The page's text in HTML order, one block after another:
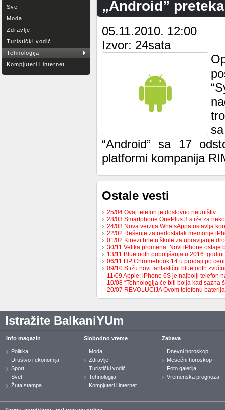
Sve
Moda
Zdravlje
Turistički vodič
Tehnologija
Kompjuteri i internet
„Android”
05.11.2010. 12:00
Izvor: 24sata
“Android” sa 17
platformi kompanija
Ostale vesti
25/04 Ovaj telefon je doslovno neuništiv
28/03 Smartphone OnePlus 3 stiže za
24/03 Nova verzija WhatsAppa ostavlja
22/02 Rešenje za nedostatak memorije
01/02 Kinezi hrle u škole za upravljanje
30/11 Velika promena: Novi iPhone ostaje
13/11 Bluetooth poboljšanja u 2016. godini
06/11 HP Chromebook 14 u prodaji po
09/10 Stižu novi fantastični bluetooth
11/09 Apple: iPhone 6S je najbolji telefon
10/08 “Tehnologija će biti bolja kad sazna
20/07 REVOLUCIJA Ovom telefonu
Istražite BalkaniYUm
Info magazin
Politika
Društvo i ekonomija
Sport
Svet
Žuta stampa
Slobodno vreme
Moda
Zdravlje
Turistički vodič
Tehnologija
Kompjuteri i internet
Zabava
Dnevni horoskop
Mesečni horoskop
Foto galerija
Vremenska prognoza